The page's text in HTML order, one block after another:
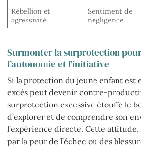
Rébellion et
agressivité
Sentiment de
négligence
Surmonter la surprotection
l’autonomie et l’initiative
Si la protection du jeune enfant est
excès peut devenir contre-
surprotection excessive étouffe le
d’explorer et de comprendre son
l’expérience directe. Cette attitude,
par la peur de l’échec ou des